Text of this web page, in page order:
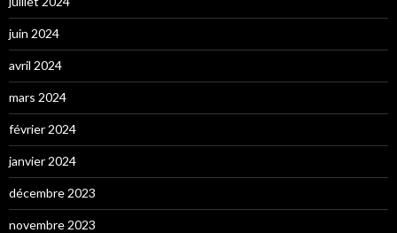
juin 2024
avril 2024
mars 2024
février 2024
janvier 2024
décembre 2023
novembre 2023